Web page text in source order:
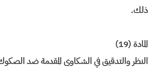
ذلك.
المادة (19)
النظر والتدقيق في الشكاوى المقدمة ضد